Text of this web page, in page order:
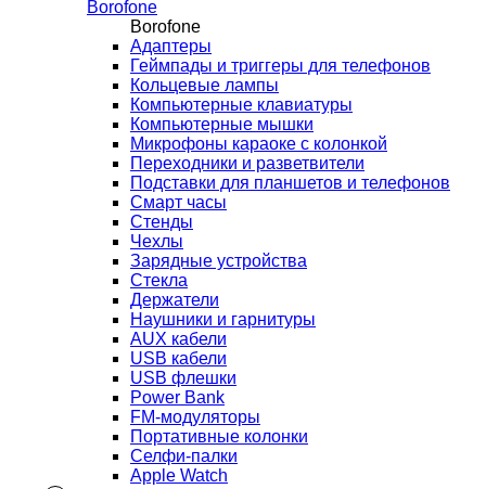
Borofone
Borofone
Адаптеры
Геймпады и триггеры для телефонов
Кольцевые лампы
Компьютерные клавиатуры
Компьютерные мышки
Микрофоны караоке с колонкой
Переходники и разветвители
Подставки для планшетов и телефонов
Смарт часы
Стенды
Чехлы
Зарядные устройства
Стекла
Держатели
Наушники и гарнитуры
AUX кабели
USB кабели
USB флешки
Power Bank
FM-модуляторы
Портативные колонки
Селфи-палки
Apple Watch